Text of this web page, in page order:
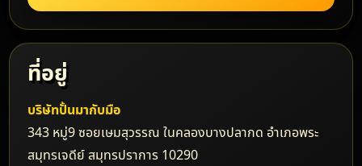
ที่อยู่
บริษัทปั้นมากับมือ
343 หมู่9 ซอยเษมสุวรรณ ในคลองบางปลากด อำเภอพระ
สมุทรเจดีย์ สมุทรปราการ 10290